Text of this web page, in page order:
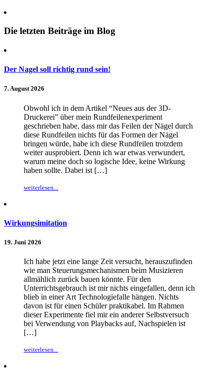
Die letzten Beiträge im Blog
Der Nagel soll richtig rund sein!
7. August 2026
Obwohl ich in dem Artikel “Neues aus der 3D-
Druckerei” über mein Rundfeilenexperiment
geschrieben habe, dass mir das Feilen der Nägel durch
diese Rundfeilen nichts für das Formen der Nägel
bringen würde, habe ich diese Rundfeilen trotzdem
weiter ausprobiert. Denn ich war etwas verwundert,
warum meine doch so logische Idee, keine Wirkung
haben sollte. Dabei ist […]
weiterlesen...
Wirkungsimitation
19. Juni 2026
Ich habe jetzt eine lange Zeit versucht, herauszufinden
wie man Steuerungsmechanismen beim Musizieren
allmählich zurück bauen könnte. Für den
Unterrichtsgebrauch ist mir nichts eingefallen, denn ich
blieb in einer Art Technologiefalle hängen. Nichts
davon ist für einen Schüler praktikabel. Im Rahmen
dieser Experimente fiel mir ein anderer Selbstversuch
bei Verwendung von Playbacks auf, Nachspielen ist
[…]
weiterlesen...